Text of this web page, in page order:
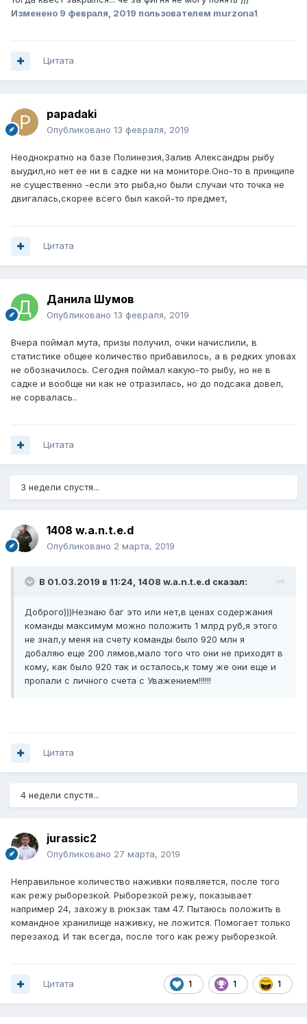
Изменено 9 февраля, 2019 пользователем murzona1
Цитата
papadaki
Опубликовано 13 февраля, 2019
Неоднократно на базе Полинезия,Залив Александры рыбу
выудил,но нет ее ни в садке ни на мониторе.Оно-то в принципе
не существенно -если это рыба,но были случаи что точка не
двигалась,скорее всего был какой-то предмет,
Цитата
Данила Шумов
Опубликовано 13 февраля, 2019
Вчера поймал мута, призы получил, очки начислили, в
статистике общее количество прибавилось, а в редких уловах
не обозначилось. Сегодня поймал какую-то рыбу, но не в
садке и вообще ни как не отразилась, но до подсака довел,
не сорвалась..
Цитата
3 недели спустя...
1408 w.a.n.t.e.d
Опубликовано 2 марта, 2019
В 01.03.2019 в 11:24, 1408 w.a.n.t.e.d сказал:
Доброго)))Незнаю баг это или нет,в ценах содержания
команды максимум можно положить 1 млрд руб,я этого
не знал,у меня на счету команды было 920 млн я
добаляю еще 200 лямов,мало того что они не приходят в
кому, как было 920 так и осталось,к тому же они еще и
пропали с личного счета с Уважением!!!!!!
Цитата
4 недели спустя...
jurassic2
Опубликовано 27 марта, 2019
Неправильное количество наживки появляется, после того
как режу рыборезкой. Рыборезкой режу, показывает
например 24, захожу в рюкзак там 47. Пытаюсь положить в
командное хранилище наживку, не ложится. Помогает только
перезаход. И так всегда, после того как режу рыборезкой.
1 1 1
Цитата